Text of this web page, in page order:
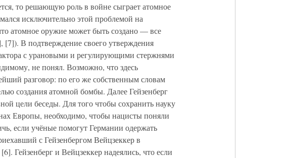
то решающую роль в войне сыграет атомное
исключительно этой проблемой на
атомное оружие может быть создано — все
В подтверждение своего утверждения
с урановыми и регулирующими стержнями
не понял. Возможно, что здесь
разговор: по его же собственным словам
создания атомной бомбы. Далее Гейзенберг
цели беседы. Для того чтобы сохранить науку
Европы, необходимо, чтобы нацисты поняли
если учёные помогут Германии одержать
с Гейзенбергом Вейцзеккер в
Гейзенберг и Вейцзеккер надеялись, что если